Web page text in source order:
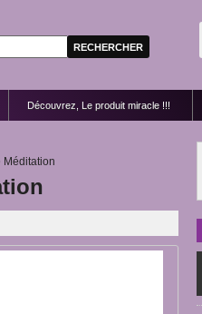
Découvrez, Le produit miracle !!!
Méditation